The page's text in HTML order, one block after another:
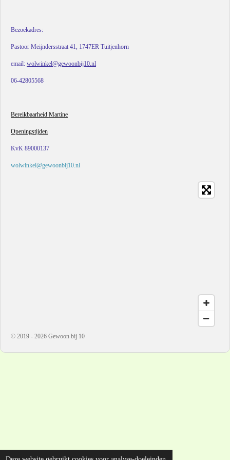
Bezoekadres:
Pastoor Meijndersstraat 41, 1747ER Tuitjenhorn
email: wolwinkel@gewoonbij10.nl
06-42805568
Bereikbaarheid Martine
Openingstijden
KvK 89000137
wolwinkel@gewoonbij10.nl
© 2019 - 2026 Gewoon bij 10